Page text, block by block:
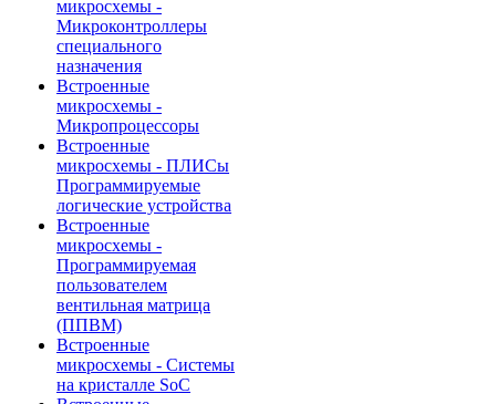
микросхемы -
Микроконтроллеры
специального
назначения
Встроенные
микросхемы -
Микропроцессоры
Встроенные
микросхемы - ПЛИСы
Программируемые
логические устройства
Встроенные
микросхемы -
Программируемая
пользователем
вентильная матрица
(ППВМ)
Встроенные
микросхемы - Системы
на кристалле SoC